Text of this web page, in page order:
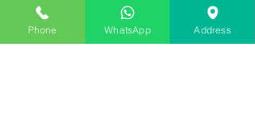
ABOUT AAPP
Phone WhatsApp Address